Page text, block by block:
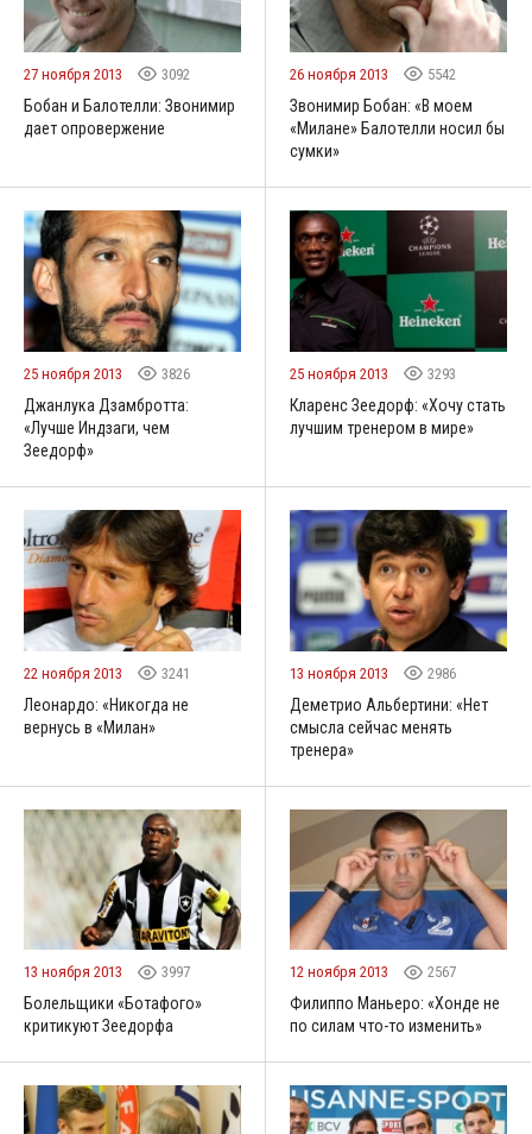
27 ноября 2013 3092
Бобан и Балотелли: Звонимир
дает опровержение
26 ноября 2013 5542
Звонимир Бобан: «В моем
«Милане» Балотелли носил бы
сумки»
25 ноября 2013 3826
Джанлука Дзамбротта:
«Лучше Индзаги, чем
Зеедорф»
25 ноября 2013 3293
Кларенс Зеедорф: «Хочу стать
лучшим тренером в мире»
22 ноября 2013 3241
Леонардо: «Никогда не
вернусь в «Милан»
13 ноября 2013 2986
Деметрио Альбертини: «Нет
смысла сейчас менять
тренера»
13 ноября 2013 3997
Болельщики «Ботафого»
критикуют Зеедорфа
12 ноября 2013 2567
Филиппо Маньеро: «Хонде не
по силам что-то изменить»